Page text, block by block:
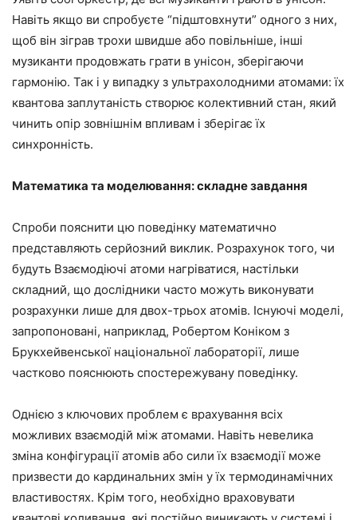
Навіть якщо ви спробуєте “підштовхнути” одного з них,
щоб він зіграв трохи швидше або повільніше, інші
музиканти продовжать грати в унісон, зберігаючи
гармонію. Так і у випадку з ультрахолодними атомами: їх
квантова заплутаність створює колективний стан, який
чинить опір зовнішнім впливам і зберігає їх
синхронність.
Математика та моделювання: складне завдання
Спроби пояснити цю поведінку математично
представляють серйозний виклик. Розрахунок того, чи
будуть Взаємодіючі атоми нагріватися, настільки
складний, що дослідники часто можуть виконувати
розрахунки лише для двох-трьох атомів. Існуючі моделі,
запропоновані, наприклад, Робертом Коніком з
Брукхейвенської національної лабораторії, лише
частково пояснюють спостережувану поведінку.
Однією з ключових проблем є врахування всіх
можливих взаємодій між атомами. Навіть невелика
зміна конфігурації атомів або сили їх взаємодії може
призвести до кардинальних змін у їх термодинамічних
властивостях. Крім того, необхідно враховувати